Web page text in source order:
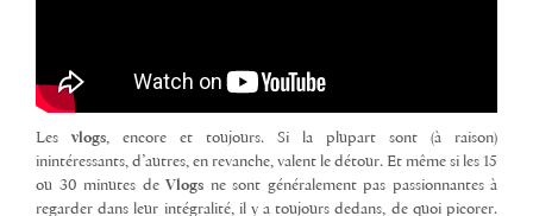
Les vlogs, encore et toujours. Si la plupart sont (à raison)
inintéressants, d’autres, en revanche, valent le détour. Et même si les 15
ou 30 minutes de Vlogs ne sont généralement pas passionnantes à
regarder dans leur intégralité, il y a toujours dedans, de quoi picorer.